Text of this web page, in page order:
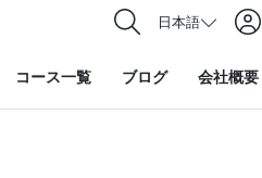
日本語
コース一覧 ブログ 会社概要